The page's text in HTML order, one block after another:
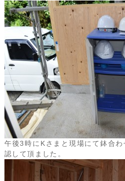
午後3時にKさまと現場にて鉢合
認して頂ました。